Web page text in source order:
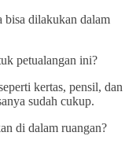
bisa dilakukan dalam
petualangan ini?
kertas, pensil, dan
sudah cukup.
di dalam ruangan?